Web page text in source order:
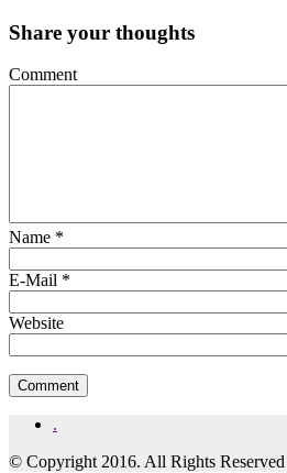
Share your thoughts
Comment
Name *
E-Mail *
Website
.
© Copyright 2016. All Rights Reserved